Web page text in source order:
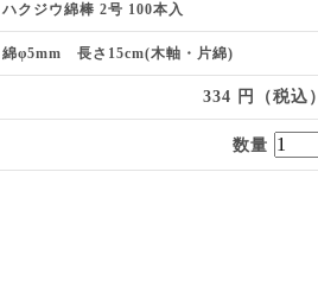
ハクジウ綿棒 2号 100本入
綿φ5mm 長さ15cm(木軸・片綿)
334 円（税込）
数量